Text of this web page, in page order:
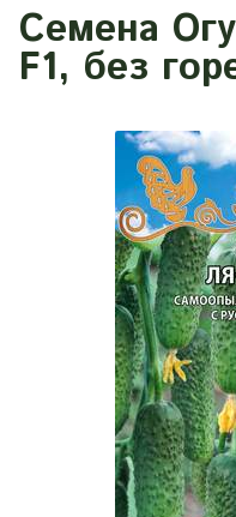
Семена
F1, без